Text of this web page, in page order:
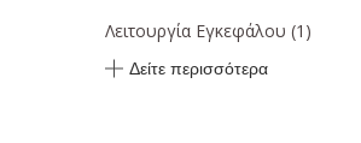
Λειτουργία Εγκεφάλου (1)
Δείτε περισσότερα